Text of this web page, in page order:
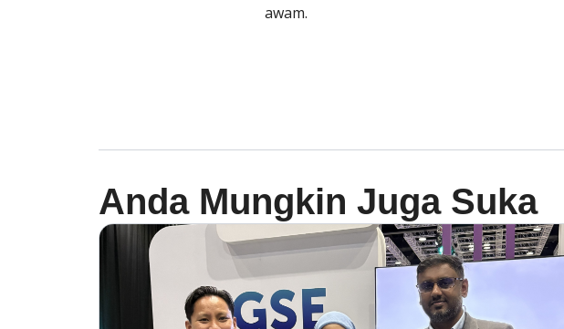
awam.
Anda Mungkin Juga Suka